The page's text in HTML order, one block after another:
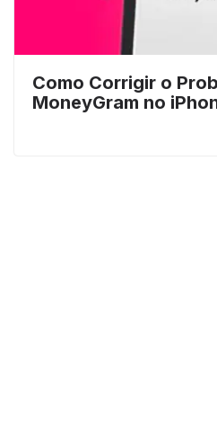
Como Corrigir o
MoneyGram no